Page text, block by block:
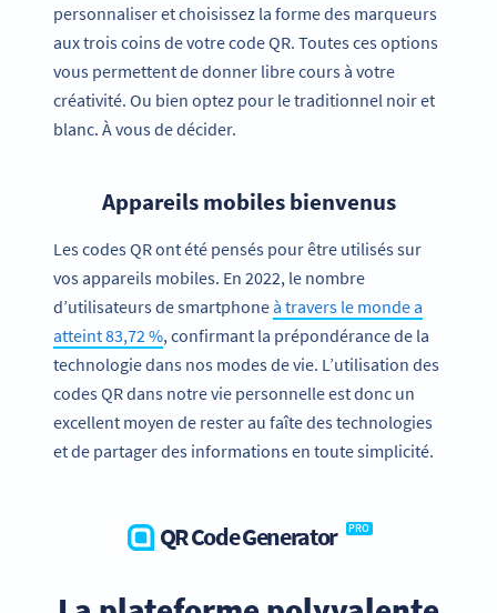
personnaliser et choisissez la forme des marqueurs
aux trois coins de votre code QR. Toutes ces options
vous permettent de donner libre cours à votre
créativité. Ou bien optez pour le traditionnel noir et
blanc. À vous de décider.
Appareils mobiles bienvenus
Les codes QR ont été pensés pour être utilisés sur
vos appareils mobiles. En 2022, le nombre
d’utilisateurs de smartphoneà travers le monde a
atteint 83,72 %, confirmant la prépondérance de la
technologie dans nos modes de vie. L’utilisation des
codes QR dans notre vie personnelle est donc un
excellent moyen de rester au faîte des technologies
et de partager des informations en toute simplicité.
QR Code Generator PRO